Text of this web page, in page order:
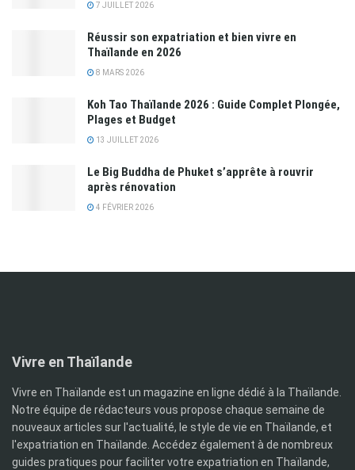
7 JUILLET 2026
Réussir son expatriation et bien vivre en
Thaïlande en 2026
8 MARS 2026
Koh Tao Thaïlande 2026 : Guide Complet Plongée,
Plages et Budget
13 JUILLET 2026
Le Big Buddha de Phuket s’apprête à rouvrir
après rénovation
4 FÉVRIER 2026
Vivre en Thaïlande
Vivre en Thaïlande est un magazine en ligne dédié à la Thaïlande.
Notre équipe de rédacteurs vous propose chaque semaine de
nouveaux articles sur l'actualité, le style de vie en Thaïlande, et
l'expatriation en Thaïlande. Accédez également à de nombreux
guides pratiques pour faciliter votre expatriation en Thaïlande,